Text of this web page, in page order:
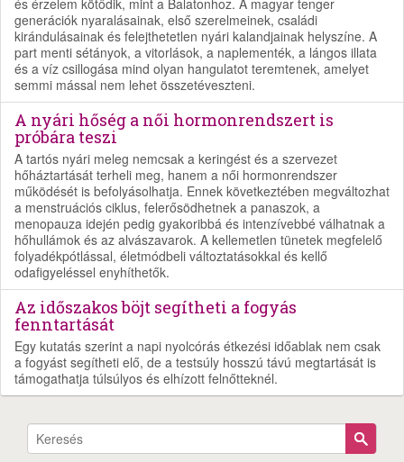
generációk nyaralásainak, első szerelmeinek, családi
kirándulásainak és felejthetetlen nyári kalandjainak helyszíne. A
part menti sétányok, a vitorlások, a naplementék, a lángos illata
és a víz csillogása mind olyan hangulatot teremtenek, amelyet
semmi mással nem lehet összetéveszteni.
A nyári hőség a női hormonrendszert is
próbára teszi
A tartós nyári meleg nemcsak a keringést és a szervezet
hőháztartását terheli meg, hanem a női hormonrendszer
működését is befolyásolhatja. Ennek következtében megváltozhat
a menstruációs ciklus, felerősödhetnek a panaszok, a
menopauza idején pedig gyakoribbá és intenzívebbé válhatnak a
hőhullámok és az alvászavarok. A kellemetlen tünetek megfelelő
folyadékpótlással, életmódbeli változtatásokkal és kellő
odafigyeléssel enyhíthetők.
Az időszakos böjt segítheti a fogyás
fenntartását
Egy kutatás szerint a napi nyolcórás étkezési időablak nem csak
a fogyást segítheti elő, de a testsúly hosszú távú megtartását is
támogathatja túlsúlyos és elhízott felnőtteknél.